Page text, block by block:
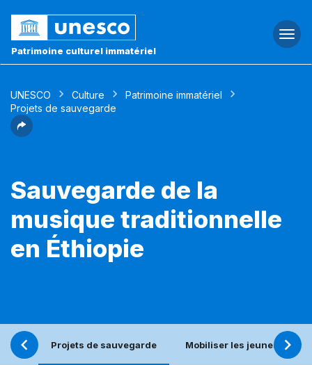
Patrimoine culturel immatériel
UNESCO Culture
Patrimoine immatériel
Projets de sauvegarde
Sauvegarde de la
musique traditionnelle
en Éthiopie
Projets de sauvegarde Mobiliser les jeunes pour